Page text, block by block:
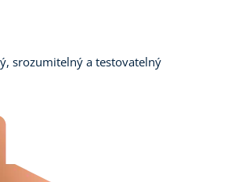
srozumitelný a testovatelný